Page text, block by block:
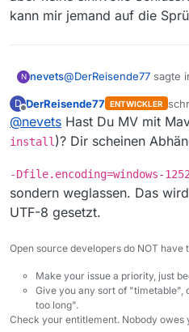
kann mir jemand auf die
N nevets@DerReisende77 sagte
Baue deinen
in der Funktion main
Ich habe den call in die
eingefügt. Das
ich die jar starte, kommt
hotspot\bin\java.exe” -
WARNING:
Ich habe zu der
aber keine sinnvolle
kann mir jemand auf die
D
Offline
DerReisende77 ENTWICKLER
@nevets Hast Du MV mit
install)? Dir scheinen
-Dfile.encoding=windows-
sondern weglassen. Das
UTF-8 gesetzt.
Open source developers do NOT have
Make your issue a priority, just
Give you any sort of "timetable",
too long".
Check your entitlement. Nobody owes